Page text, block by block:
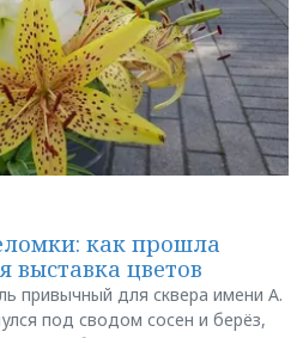
как прошла
выставка цветов
привычный для сквера имени А.
под сводом сосен и берёз,